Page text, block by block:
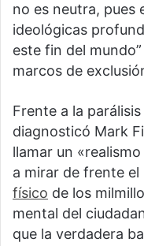
no es neutra, pues
ideológicas
este fin del
marcos de
Frente a la
diagnosticó Mark
llamar un
a mirar de frente
físico de los
mental del
que la verdadera